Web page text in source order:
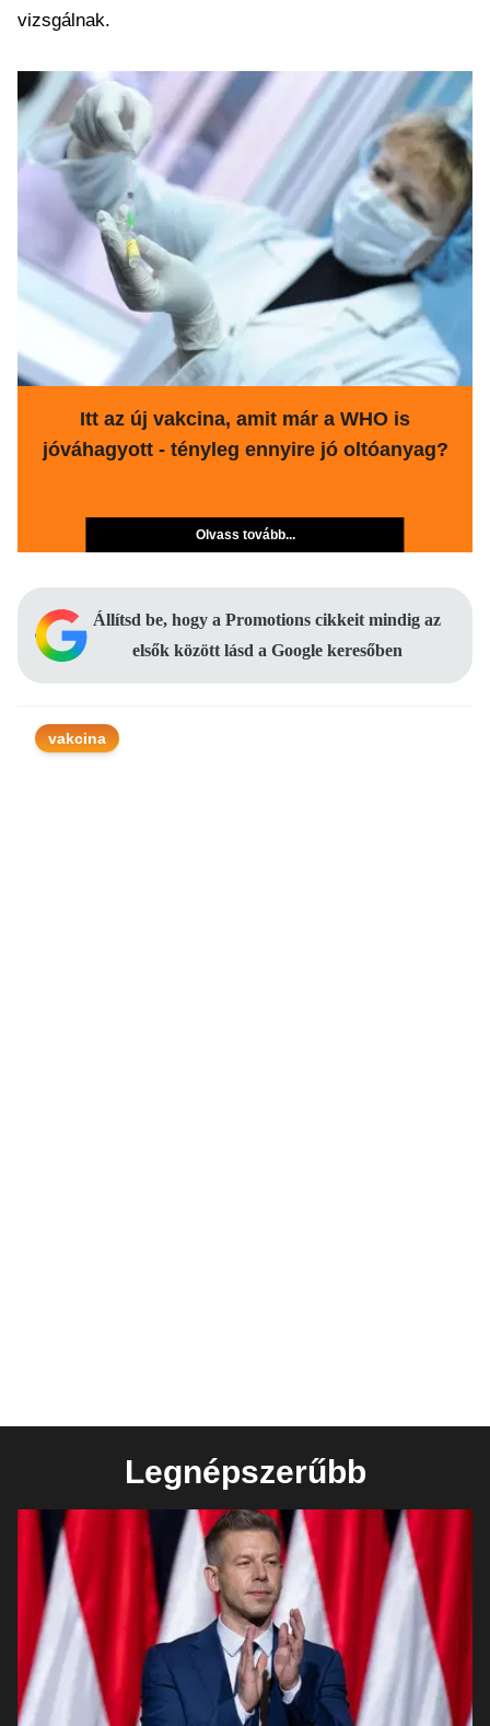
vizsgálnak.
Itt az új vakcina, amit már a WHO is
jóváhagyott - tényleg ennyire jó oltóanyag?
Olvass tovább...
Állítsd be, hogy a Promotions cikkeit mindig az
elsők között lásd a Google keresőben
vakcina
Legnépszerűbb